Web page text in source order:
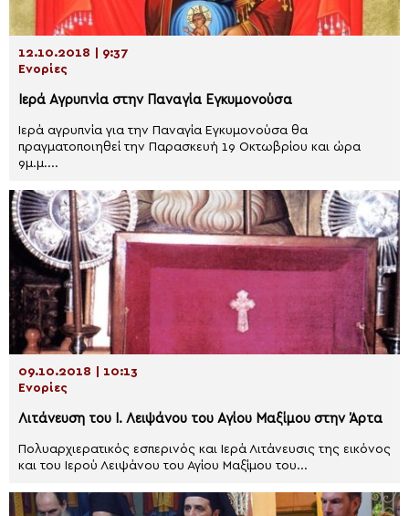
12.10.2018 | 9:37
Ενορίες
Ιερά Αγρυπνία στην Παναγία Εγκυμονούσα
Ιερά αγρυπνία για την Παναγία Εγκυμονούσα θα
πραγματοποιηθεί την Παρασκευή 19 Οκτωβρίου και ώρα
9μ.μ....
09.10.2018 | 10:13
Ενορίες
Λιτάνευση του Ι. Λειψάνου του Αγίου Μαξίμου στην Άρτα
Πολυαρχιερατικός εσπερινός και Ιερά Λιτάνευσις της εικόνος
και του Ιερού Λειψάνου του Αγίου Μαξίμου του...